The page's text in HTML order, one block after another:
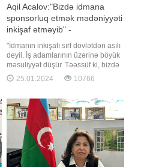
Aqil Acalov:"Bizdə idmana
sponsorluq etmək mədəniyyəti
inkişaf etməyib" -
VİDEOMÜSAHİBƏ
"İdmanın inkişafı sırf dövlətdən asılı
deyil. İş adamlarının üzərinə böyük
məsuliyyət düşür. Təəssüf ki, bizdə
idmana sponsorluq etmək
mədəniyyəti bir o qədər də güclü
təşkil olunması üçün çox böyük
məbləğ tələb olunur". Bu sözləri
Azərbaycan Braziliya Ciu-Cits
25.01.2024 10766